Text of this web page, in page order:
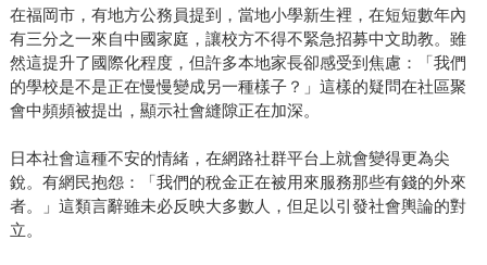
在福岡市，有地方公務員提到，當地小學新生裡，在短短數年內
有三分之一來自中國家庭，讓校方不得不緊急招募中文助教。雖
然這提升了國際化程度，但許多本地家長卻感受到焦慮：「我們
的學校是不是正在慢慢變成另一種樣子？」這樣的疑問在社區聚
會中頻頻被提出，顯示社會縫隙正在加深。
日本社會這種不安的情緒，在網路社群平台上就會變得更為尖
銳。有網民抱怨：「我們的稅金正在被用來服務那些有錢的外來
者。」這類言辭雖未必反映大多數人，但足以引發社會輿論的對
立。